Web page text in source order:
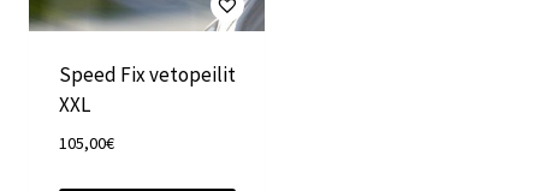
Speed Fix vetopeilit
XXL
105,00€